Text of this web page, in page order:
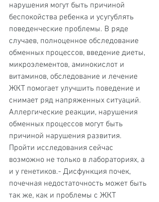
нарушения могут быть причиной
беспокойства ребенка и усугублять
поведенческие проблемы. В ряде
случаев, полноценное обследование
обменных процессов, введение диеты,
микроэлементов, аминокислот и
витаминов, обследование и лечение
ЖКТ помогает улучшить поведение и
снимает ряд напряженных ситуаций.
Аллергические реакции, нарушения
обменных процессов могут быть
причиной нарушения развития.
Пройти исследования сейчас
возможно не только в лабораториях, а
и у генетиков.- Дисфункция почек,
почечная недостаточность может быть
так же, как и проблемы с ЖКТ